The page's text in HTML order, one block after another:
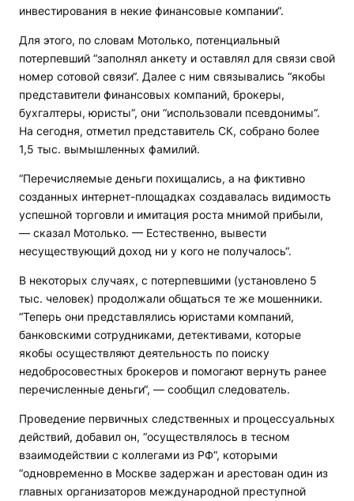
инвестирования в некие финансовые компании“.
Для этого, по словам Мотолько, потенциальный
потерпевший “заполнял анкету и оставлял для связи свой
номер сотовой связи“. Далее с ним связывались “якобы
представители финансовых компаний, брокеры,
бухгалтеры, юристы“, они “использовали псевдонимы“.
На сегодня, отметил представитель СК, собрано более
1,5 тыс. вымышленных фамилий.
“Перечисляемые деньги похищались, а на фиктивно
созданных интернет-площадках создавалась видимость
успешной торговли и имитация роста мнимой прибыли,
— сказал Мотолько. — Естественно, вывести
несуществующий доход ни у кого не получалось“.
В некоторых случаях, с потерпевшими (установлено 5
тыс. человек) продолжали общаться те же мошенники.
“Теперь они представлялись юристами компаний,
банковскими сотрудниками, детективами, которые
якобы осуществляют деятельность по поиску
недобросовестных брокеров и помогают вернуть ранее
перечисленные деньги“, — сообщил следователь.
Проведение первичных следственных и процессуальных
действий, добавил он, “осуществлялось в тесном
взаимодействии с коллегами из РФ“, которыми
“одновременно в Москве задержан и арестован один из
главных организаторов международной преступной